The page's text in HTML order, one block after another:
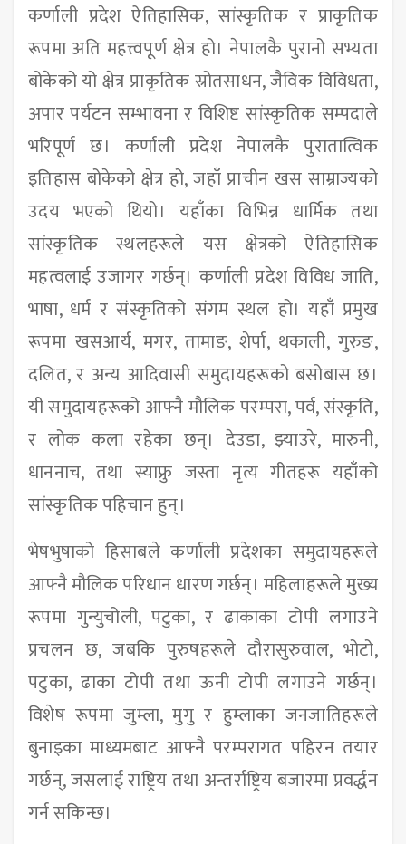
कर्णाली प्रदेश ऐतिहासिक, सांस्कृतिक र प्राकृतिक
रूपमा अति महत्त्वपूर्ण क्षेत्र हो। नेपालकै पुरानो सभ्यता
बोकेको यो क्षेत्र प्राकृतिक स्रोतसाधन, जैविक विविधता,
अपार पर्यटन सम्भावना र विशिष्ट सांस्कृतिक सम्पदाले
भरिपूर्ण छ। कर्णाली प्रदेश नेपालकै पुरातात्विक
इतिहास बोकेको क्षेत्र हो, जहाँ प्राचीन खस साम्राज्यको
उदय भएको थियो। यहाँका विभिन्न धार्मिक तथा
सांस्कृतिक स्थलहरूले यस क्षेत्रको ऐतिहासिक
महत्वलाई उजागर गर्छन्। कर्णाली प्रदेश विविध जाति,
भाषा, धर्म र संस्कृतिको संगम स्थल हो। यहाँ प्रमुख
रूपमा खसआर्य, मगर, तामाङ, शेर्पा, थकाली, गुरुङ,
दलित, र अन्य आदिवासी समुदायहरूको बसोबास छ।
यी समुदायहरूको आफ्नै मौलिक परम्परा, पर्व, संस्कृति,
र लोक कला रहेका छन्। देउडा, झ्याउरे, मारुनी,
धाननाच, तथा स्याफ्रु जस्ता नृत्य गीतहरू यहाँको
सांस्कृतिक पहिचान हुन्।
भेषभुषाको हिसाबले कर्णाली प्रदेशका समुदायहरूले
आफ्नै मौलिक परिधान धारण गर्छन्। महिलाहरूले मुख्य
रूपमा गुन्युचोली, पटुका, र ढाकाका टोपी लगाउने
प्रचलन छ, जबकि पुरुषहरूले दौरासुरुवाल, भोटो,
पटुका, ढाका टोपी तथा ऊनी टोपी लगाउने गर्छन्।
विशेष रूपमा जुम्ला, मुगु र हुम्लाका जनजातिहरूले
बुनाइका माध्यमबाट आफ्नै परम्परागत पहिरन तयार
गर्छन्, जसलाई राष्ट्रिय तथा अन्तर्राष्ट्रिय बजारमा प्रवर्द्धन
गर्न सकिन्छ।